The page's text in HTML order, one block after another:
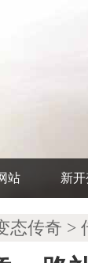
站 新
态传奇 >